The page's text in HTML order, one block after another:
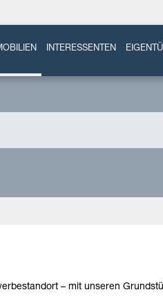
INTERESSENTEN
– mit unseren